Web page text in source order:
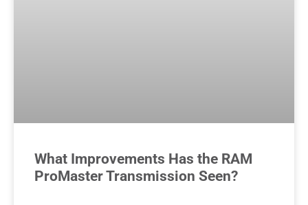
What Improvements Has the RAM
ProMaster Transmission Seen?